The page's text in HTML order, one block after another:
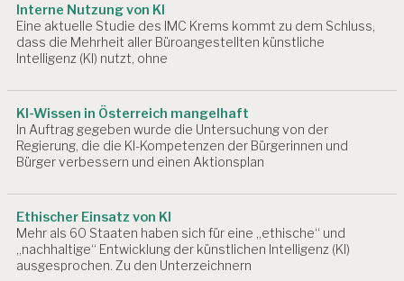
S
U
D
H
EI
T
A
EI
T
S
B
Interne Nutzung von KI
Eine aktuelle Studie des IMC Krems kommt zu dem Schluss,
dass die Mehrheit aller Büroangestellten künstliche
Intelligenz (KI) nutzt, ohne
KI-Wissen in Österreich mangelhaft
In Auftrag gegeben wurde die Untersuchung von der
Regierung, die die KI-Kompetenzen der Bürgerinnen und
Bürger verbessern und einen Aktionsplan
Ethischer Einsatz von KI
Mehr als 60 Staaten haben sich für eine „ethische“ und
„nachhaltige“ Entwicklung der künstlichen Intelligenz (KI)
ausgesprochen. Zu den Unterzeichnern